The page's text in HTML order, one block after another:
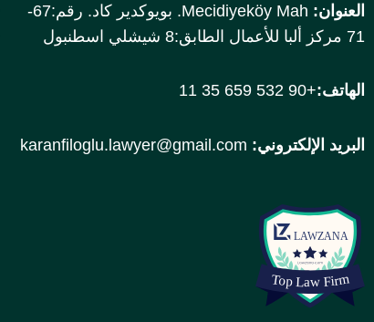
العنوان:
Mecidiyeköy Mah. بويوكدير كاد. رقم:67-
71 مركز ألبا للأعمال الطابق:8 شيشلي اسطنبول
الهاتف:+90 532 659 35 11
البريد الإلكتروني: karanfiloglu.lawyer@gmail.com